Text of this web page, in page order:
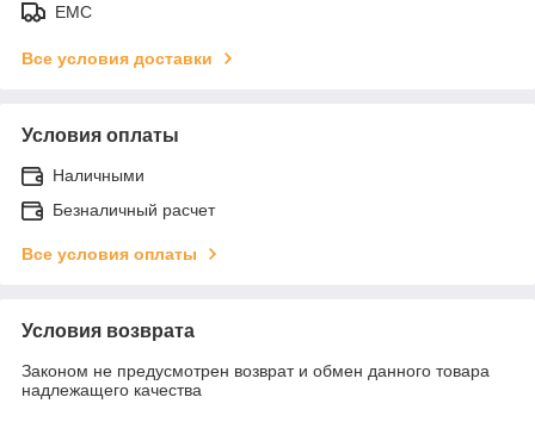
ЕМС
Все условия доставки
Условия оплаты
Наличными
Безналичный расчет
Все условия оплаты
Условия возврата
Законом не предусмотрен возврат и обмен данного товара
надлежащего качества